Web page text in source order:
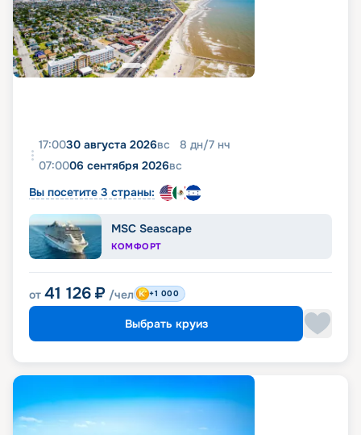
17:0030 августа 2026вс 8 дн/7 нч
07:0006 сентября 2026вс
Вы посетите 3 страны:
MSC Seascape
КОМФОРТ
от 41 126 ₽ /чел +1 000
Выбрать круиз